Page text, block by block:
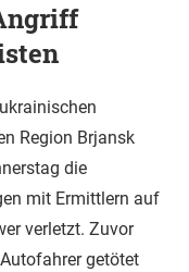
Region Brjansk
die
mit Ermittlern auf
verletzt. Zuvor
getötet